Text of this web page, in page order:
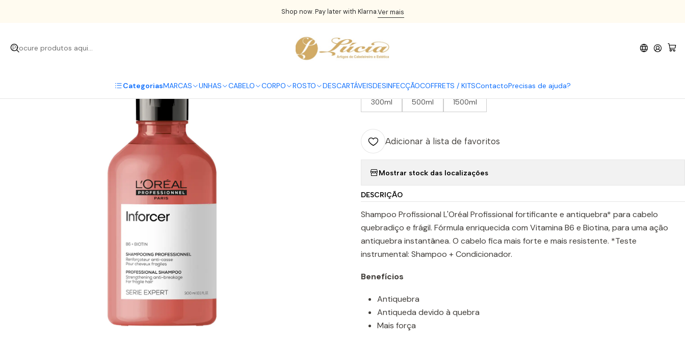
CategoriasMARCAS UNHAS CABELO CORPO ROSTO DESCARTÁVEISDESINFECÇÃOCOFFRETS / KITSContactoPrecisas de ajuda?
Shop now. Pay later with Klarna.Ver mais
CABELO Champôs Shampoo Inforcer
|
Shampoo Inforcer
TAMANHO
300ml 500ml 1500ml
Adicionar à lista de favoritos
Mostrar stock das localizações
DESCRIÇÃO
Shampoo Profissional L'Oréal Profissional fortificante e antiquebra* para cabelo
quebradiço e frágil. Fórmula enriquecida com Vitamina B6 e Biotina, para uma ação
antiquebra instantânea. O cabelo fica mais forte e mais resistente. *Teste
instrumental: Shampoo + Condicionador.
Benefícios
Antiquebra
Antiqueda devido à quebra
Mais força